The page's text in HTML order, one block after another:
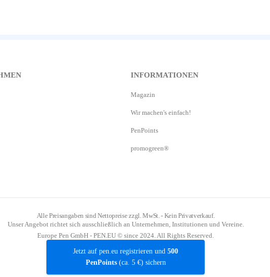
Jetzt auf pen.eu registrieren und 500
PenPoints(ca. 5 €) sichern
INFORMATIONEN
Magazin
Wir machen's einfach!
PenPoints
promogreen®
Alle Preisangaben sind Nettopreise zzgl. MwSt. - Kein Privatverkauf.
Unser Angebot richtet sich ausschließlich an Unternehmen, Institutionen und Vereine.
Europe Pen GmbH - PEN.EU © since 2024. All Rights Reserved.